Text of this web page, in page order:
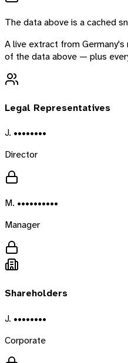
The data above is a cached
A live extract fromGermany's
of the data above — plus
Legal Representatives
J. ••••••••
Director
M. ••••••••••
Manager
Shareholders
J. ••••••••
Corporate